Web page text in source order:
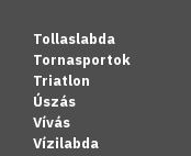
Tollaslabda
Tornasportok
Triatlon
Úszás
Vívás
Vízilabda